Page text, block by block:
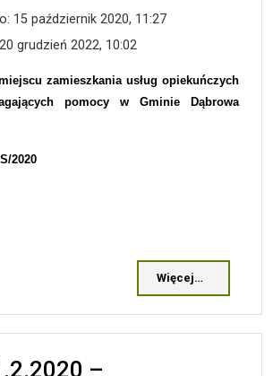
15 październik 2020, 11:27
20 grudzień 2022, 10:02
zamieszkania usług opiekuńczych
pomocy w Gminie Dąbrowa
2020
Więcej…
–